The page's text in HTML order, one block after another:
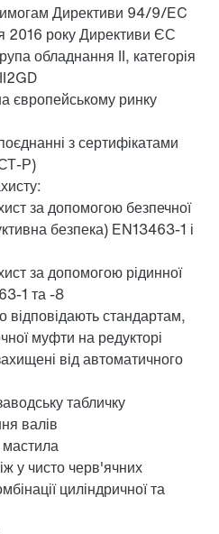
Директиви 94/9/EC
2016 року Директиви ЄС
обладнання II, категорія
європейському ринку
з сертифікатами
Р)
за допомогою безпечної
безпека) EN13463-1 і
за допомогою рідинної
1 та -8
відповідають стандартам,
муфти на редукторі
від автоматичного
табличку
валів
мастила
у чисто черв'ячних
циліндричної та